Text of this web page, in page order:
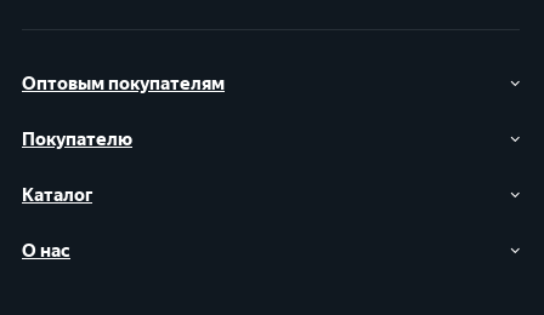
Оптовым покупателям
Покупателю
Каталог
О нас